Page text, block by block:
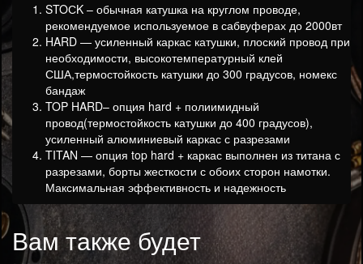
STOСK – обычная катушка на круглом проводе,
рекомендуемое используемое в сабвуферах до 2000вт
HARD — усиленный каркас катушки, плоский провод при
необходимости, высокотемпературный клей
США,термостойкость катушки до 300 градусов, номекс
бандаж
TOP HARD– опция hard + полиимидный
провод(термостойкость катушки до 400 градусов),
усиленный алюминиевый каркас с разрезами
TITAN — опция top hard + каркас выполнен из титана с
разрезами, борты жесткости с обоих сторон намотки.
Максимальная эффективность и надежность
Вам также будет